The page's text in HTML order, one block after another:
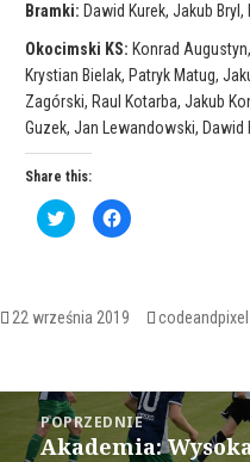
Bramki: Dawid Kurek, Jakub Bryl,
Okocimski KS: Konrad
Krystian Bielak, Patryk Matug,
Zagórski, Raul Kotarba, Jakub
Guzek, Jan Lewandowski, Dawid
Share this:
C
l
s
h
o
n
T
w
i
C
l
s
h
o
n
F
a
c
Opublikowano
22 września 2019 Autor
codeandpixel
Nawigacja
wpisu
POPRZEDNIE
Poprzedni
Akademia: